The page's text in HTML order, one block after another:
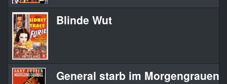
Blinde Wut
General starb im Morgengrauen,